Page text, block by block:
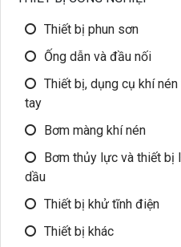
Thiết bị phun sơn
Ống dẫn và đầu nối
Thiết bị, dụng cụ khí
tay
Bơm màng khí nén
Bơm thủy lực và thiết bị
dầu
Thiết bị khử tĩnh điện
Thiết bị khác